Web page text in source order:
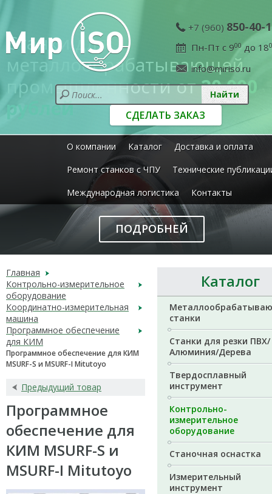
+7 (960) 850-40-
Пн-Пт с 900до 18
info@miriso.ru
СДЕЛАТЬ ЗАКАЗ
О компании Каталог
Доставка и оплата
Ремонт станков с ЧПУ
Технические
Международная логистика
Контакты
Станки для
металлообрабатывающей
промышленности от20 000
рублей
ПОДРОБНЕЙ
Главная
Контрольно-измерительное
оборудование
Координатно-измерительная
машина
Программное обеспечение
для КИМ
Программное обеспечение для КИМ
MSURF-S и MSURF-I Mitutoyo
Предыдущий товар
Программное
обеспечение для
КИМ MSURF-S и
MSURF-I Mitutoyo
Каталог
станки
Станки для резки ПВХ/
Алюминия/Дерева
Твердосплавный
инструмент
Контрольно-
измерительное
оборудование
Станочная оснастка
Измерительный
инструмент